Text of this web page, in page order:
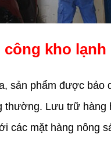
kho lạnh
phẩm được bảo
Lưu trữ hàng
các mặt hàng nông